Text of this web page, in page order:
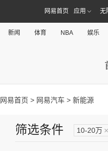
网易首页 应用 无
新闻 体育 NBA 娱乐
网易首页 > 网易汽车 > 新能源
筛选条件 10-20万 ×